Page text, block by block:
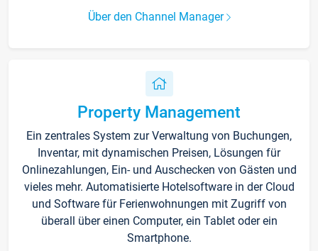
Über den Channel Manager
Property Management
Ein zentrales System zur Verwaltung von Buchungen,
Inventar, mit dynamischen Preisen, Lösungen für
Onlinezahlungen, Ein- und Auschecken von Gästen und
vieles mehr. Automatisierte Hotelsoftware in der Cloud
und Software für Ferienwohnungen mit Zugriff von
überall über einen Computer, ein Tablet oder ein
Smartphone.